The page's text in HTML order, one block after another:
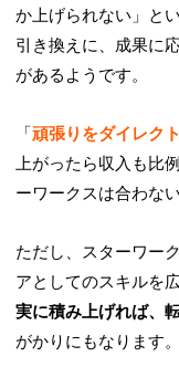
か上げられない」と
引き換えに、成果に
があるようです。
「頑張りをダイレク
上がったら収入も比
ーワークスは合わな
ただし、スターワー
アとしてのスキルを
実に積み上げれば、
がかりにもなります。